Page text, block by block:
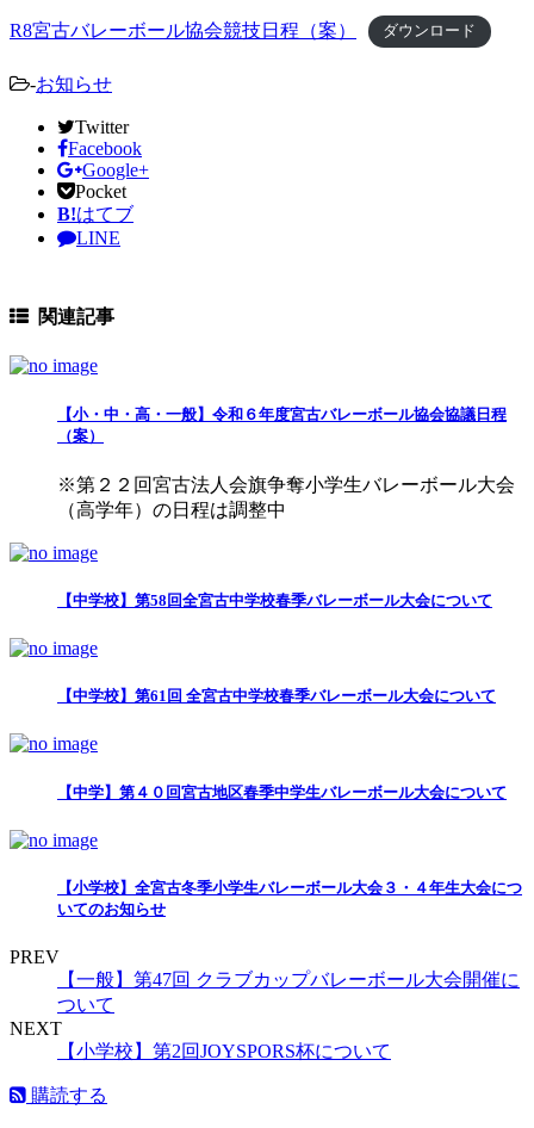
R8宮古バレーボール協会競技日程（案） ダウンロード
-お知らせ
Twitter
Facebook
Google+
Pocket
B!はてブ
LINE
関連記事
【小・中・高・一般】令和６年度宮古バレーボール協会協議日程
（案）
※第２２回宮古法人会旗争奪小学生バレーボール大会
（高学年）の日程は調整中
【中学校】第58回全宮古中学校春季バレーボール大会について
【中学校】第61回 全宮古中学校春季バレーボール大会について
【中学】第４０回宮古地区春季中学生バレーボール大会について
【小学校】全宮古冬季小学生バレーボール大会３・４年生大会につ
いてのお知らせ
PREV
【一般】第47回 クラブカップバレーボール大会開催に
ついて
NEXT
【小学校】第2回JOYSPORS杯について
購読する